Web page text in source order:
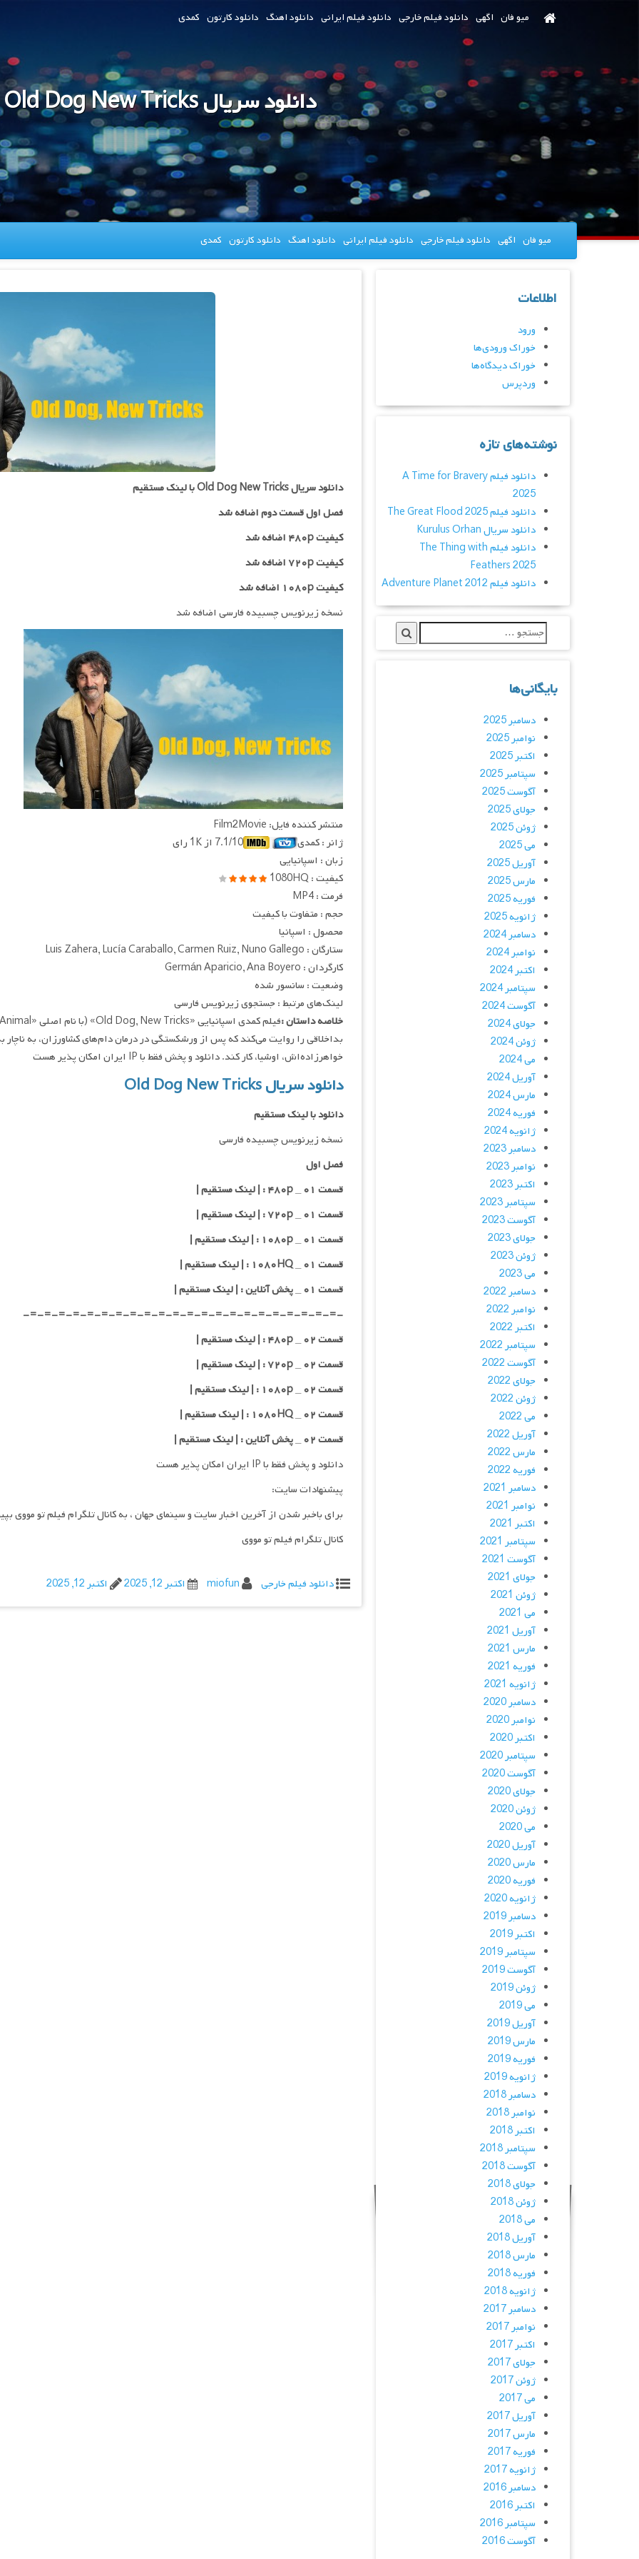
میو فان اگهی دانلود فیلم خارجی دانلود فیلم ایرانی دانلود اهنگ دانلود کارتون کمدی
دانلود سریال Old Dog New Tricks
میو فان اگهی دانلود فیلم خارجی دانلود فیلم ایرانی دانلود اهنگ دانلود کارتون کمدی
دانلود سریال Old Dog New Tricks با لینک مستقیم
فصل اول قسمت دوم اضافه شد
کیفیت ۴۸۰p اضافه شد
کیفیت ۷۲۰p
اضافه شد
کیفیت ۱۰۸۰p اضافه شد
نسخه زیرنویس چسبیده فارسی اضافه شد
منتشر کننده فایل: Film2Movie
ژانر : کمدی
7.1/10 از 1K رای
زبان : اسپانیایی
کیفیت : 1080HQ
فرمت : MP4
حجم : متفاوت با کیفیت
محصول : اسپانیا
ستارگان : Luis Zahera, Lucía Caraballo, Carmen Ruiz, Nuno Gallego
کارگردان : Germán Aparicio, Ana Boyero
وضعیت : سانسور شده
لینک‌های مرتبط : جستجوی زیرنویس فارسی
خلاصه داستان :
بداخلاقی را روایت می‌کند که پس از ورشکستگی در درمان دام‌های کشاورزان، به ناچار
خواهرزاده‌اش، اوشیا، کار کند. دانلود و پخش فقط با IP ایران امکان پذیر هست
دانلود سریال Old Dog New Tricks
دانلود با لینک مستقیم
نسخه زیرنویس چسبیده فارسی
فصل اول
قسمت ۰۱ _ ۴۸۰p : | لینک مستقیم |
قسمت ۰۱ _ ۷۲۰p : | لینک مستقیم |
قسمت ۰۱ _ ۱۰۸۰p : | لینک مستقیم |
قسمت ۰۱ _ ۱۰۸۰HQ : | لینک مستقیم |
قسمت ۰۱ _ پخش آنلاین : | لینک مستقیم |
-=-=-=-=-=-=-=-=-=-=-=-=-=-=-=-=-=-=-=-=-=-=-
قسمت ۰۲ _ ۴۸۰p : | لینک مستقیم |
قسمت ۰۲ _ ۷۲۰p : | لینک مستقیم |
قسمت ۰۲ _ ۱۰۸۰p : | لینک مستقیم |
قسمت ۰۲ _ ۱۰۸۰HQ : | لینک مستقیم |
قسمت ۰۲ _ پخش آنلاین : | لینک مستقیم |
دانلود و پخش فقط با IP ایران امکان پذیر هست
پیشنهادات سایت:
برای باخبر شدن از آخرین اخبار سایت و سینمای جهان ، به کانال تلگرام فیلم تو مووی
کانال تلگرام فیلم تو مووی
دانلود فیلم خارجی miofun اکتبر 12, 2025 اکتبر 12, 2025
اطلاعات
ورود
خوراک ورودی‌ها
خوراک دیدگاه‌ها
وردپرس
نوشته‌های تازه
دانلود فیلم A Time for Bravery
2025
دانلود فیلم The Great Flood 2025
دانلود سریال Kurulus Orhan
دانلود فیلم The Thing with
Feathers 2025
دانلود فیلم Adventure Planet 2012
بایگانی‌ها
دسامبر 2025
نوامبر 2025
اکتبر 2025
سپتامبر 2025
آگوست 2025
جولای 2025
ژوئن 2025
می 2025
آوریل 2025
مارس 2025
فوریه 2025
ژانویه 2025
دسامبر 2024
نوامبر 2024
اکتبر 2024
سپتامبر 2024
آگوست 2024
جولای 2024
ژوئن 2024
می 2024
آوریل 2024
مارس 2024
فوریه 2024
ژانویه 2024
دسامبر 2023
نوامبر 2023
اکتبر 2023
سپتامبر 2023
آگوست 2023
جولای 2023
ژوئن 2023
می 2023
دسامبر 2022
نوامبر 2022
اکتبر 2022
سپتامبر 2022
آگوست 2022
جولای 2022
ژوئن 2022
می 2022
آوریل 2022
مارس 2022
فوریه 2022
دسامبر 2021
نوامبر 2021
اکتبر 2021
سپتامبر 2021
آگوست 2021
جولای 2021
ژوئن 2021
می 2021
آوریل 2021
مارس 2021
فوریه 2021
ژانویه 2021
دسامبر 2020
نوامبر 2020
اکتبر 2020
سپتامبر 2020
آگوست 2020
جولای 2020
ژوئن 2020
می 2020
آوریل 2020
مارس 2020
فوریه 2020
ژانویه 2020
دسامبر 2019
اکتبر 2019
سپتامبر 2019
آگوست 2019
ژوئن 2019
می 2019
آوریل 2019
مارس 2019
فوریه 2019
ژانویه 2019
دسامبر 2018
نوامبر 2018
اکتبر 2018
سپتامبر 2018
آگوست 2018
جولای 2018
ژوئن 2018
می 2018
آوریل 2018
مارس 2018
فوریه 2018
ژانویه 2018
دسامبر 2017
نوامبر 2017
اکتبر 2017
جولای 2017
ژوئن 2017
می 2017
آوریل 2017
مارس 2017
فوریه 2017
ژانویه 2017
دسامبر 2016
اکتبر 2016
سپتامبر 2016
آگوست 2016